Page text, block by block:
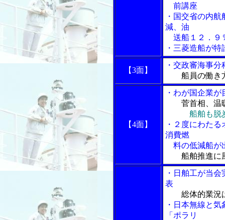
前講座
・国交省の内
減、油
送船１２．９
・三菱造船が
【3面】
・交政審海事
船員の働き
【4面】
・わが国企業
菅首相、温
船舶も脱
・２度にわた
消費燃
料の低減船が
船舶推進に
・日舶工が当
表
総体的業況
・日本無線と
「ポラリ